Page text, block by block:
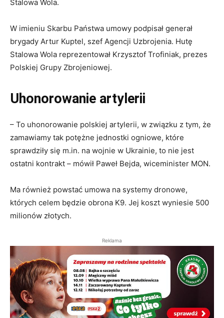
Stalowa Wola.
W imieniu Skarbu Państwa umowy podpisał generał
brygady Artur Kuptel, szef Agencji Uzbrojenia. Hutę
Stalowa Wola reprezentował Krzysztof Trofiniak, prezes
Polskiej Grupy Zbrojeniowej.
Uhonorowanie artylerii
– To uhonorowanie polskiej artylerii, w związku z tym, że
zamawiamy tak potężne jednostki ogniowe, które
sprawdziły się m.in. na wojnie w Ukrainie, to nie jest
ostatni kontrakt – mówił Paweł Bejda, wiceminister MON.
Ma również powstać umowa na systemy dronowe,
których celem będzie obrona K9. Jej koszt wyniesie 500
milionów złotych.
Reklama